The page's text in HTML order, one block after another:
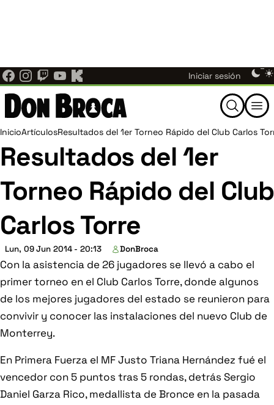
Menú
cuenta
de
usuario
Iniciar sesión
Buscar
Ruta
de
navegación
InicioArtículosResultados del 1er Torneo Rápido del Club Carlos
Resultados del 1er
Torneo Rápido del Club
Carlos Torre
Lun, 09 Jun 2014 - 20:13 DonBroca
Con la asistencia de 26 jugadores se llevó a cabo el
primer torneo en el Club Carlos Torre, donde algunos
de los mejores jugadores del estado se reunieron para
convivir y conocer las instalaciones del nuevo Club de
Monterrey.
En Primera Fuerza el MF Justo Triana Hernández fué el
vencedor con 5 puntos tras 5 rondas, detrás Sergio
Daniel Garza Rico, medallista de Bronce en la pasada